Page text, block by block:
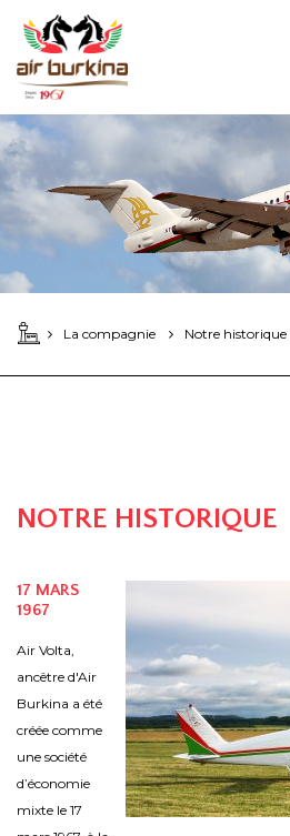
La compagnie Notre historique
NOTRE HISTORIQUE
17 MARS
1967
Air Volta,
ancêtre d'Air
Burkina a été
créée comme
une société
d’économie
mixte le 17